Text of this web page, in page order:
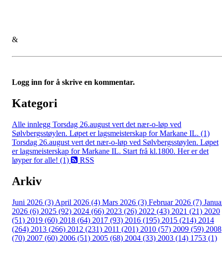
&
Logg inn for å skrive en kommentar.
Kategori
Alle innlegg Torsdag 26.august vert det nær-o-løp ved
Sølvbergsstøylen. Løpet er lagsmeisterskap for Markane IL. (1)
Torsdag 26.august vert det nær-o-løp ved Sølvbergsstøylen. Løpet
er lagsmeisterskap for Markane IL. Start frå kl.1800. Her er det
løyper for alle! (1)
RSS
Arkiv
Juni 2026 (3) April 2026 (4) Mars 2026 (3) Februar 2026 (7)
2026 (6) 2025 (92) 2024 (66) 2023 (26) 2022 (43) 2021 (21) 2020
(51) 2019 (60) 2018 (64) 2017 (93) 2016 (195) 2015 (214) 2014
(264) 2013 (266) 2012 (231) 2011 (201) 2010 (57) 2009 (59) 2008
(70) 2007 (60) 2006 (51) 2005 (68) 2004 (33) 2003 (14) 1753 (1)